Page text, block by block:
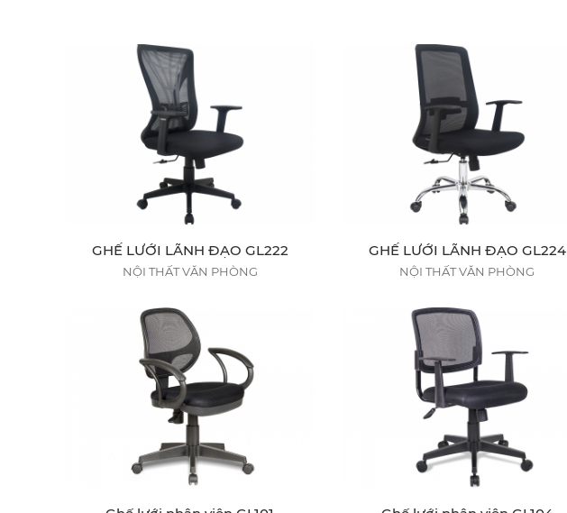
GHẾ LƯỚI LÃNH ĐẠO GL222
NỘI THẤT VĂN PHÒNG
GHẾ LƯỚI LÃNH ĐẠO GL224
NỘI THẤT VĂN PHÒNG